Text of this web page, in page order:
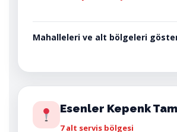
Mahalleleri ve alt bölgeleri
Esenler Kepenk
7 alt servis bölgesi